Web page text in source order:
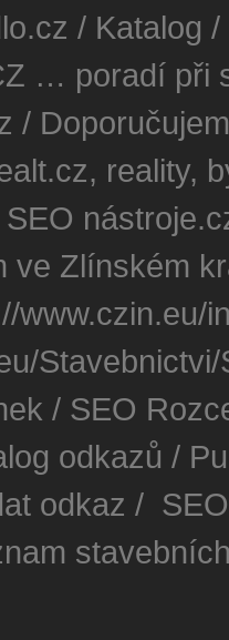
/ Katalog /
… poradí při
/
reality,
SEO nástroje
ve Zlínském
www.czin.eu/
/ SEO
odkazů /
odkaz /